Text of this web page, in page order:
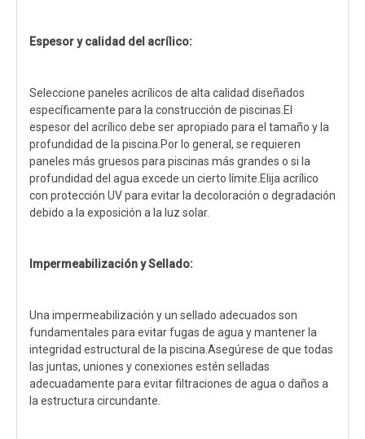
Espesor y calidad del acrílico:
Seleccione paneles acrílicos de alta calidad diseñados
específicamente para la construcción de piscinas.El
espesor del acrílico debe ser apropiado para el tamaño y la
profundidad de la piscina.Por lo general, se requieren
paneles más gruesos para piscinas más grandes o si la
profundidad del agua excede un cierto límite.Elija acrílico
con protección UV para evitar la decoloración o degradación
debido a la exposición a la luz solar.
Impermeabilización y Sellado:
Una impermeabilización y un sellado adecuados son
fundamentales para evitar fugas de agua y mantener la
integridad estructural de la piscina.Asegúrese de que todas
las juntas, uniones y conexiones estén selladas
adecuadamente para evitar filtraciones de agua o daños a
la estructura circundante.